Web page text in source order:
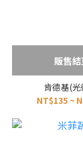
販售
肯德基(光
NT$135 ~